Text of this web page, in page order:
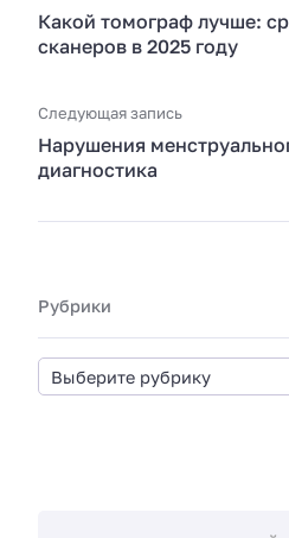
Какой томограф лучше:
сканеров в 2025 году
Следующая запись
Нарушения
диагностика
Рубрики